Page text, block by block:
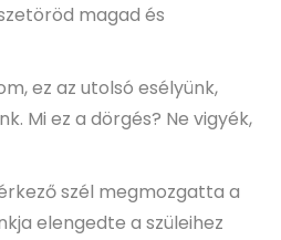
magad és
ez az utolsó esélyünk,
Mi ez a dörgés? Ne vigyék,
szél megmozgatta a
elengedte a szüleihez